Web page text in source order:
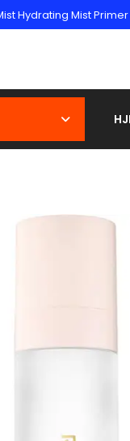
Hydrating Mist